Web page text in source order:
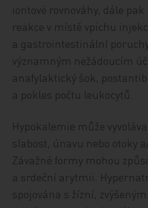
iontové rovnováhy, dále pak
reakce v místě vpichu
a gastrointestinální
významným nežádoucím
anafylaktický šok,
a pokles počtu leukocytů.
Hypokalemie může
slabost, únavu nebo otoky
Závažné formy mohou
a srdeční arytmii.
spojována s žízní,